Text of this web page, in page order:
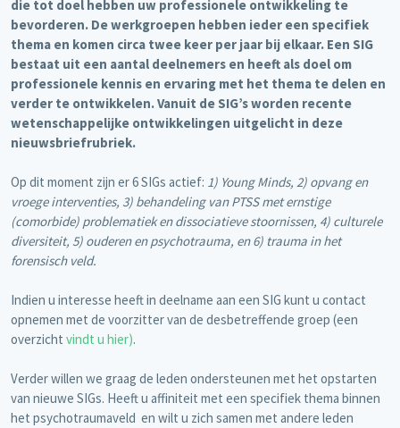
die tot doel hebben uw professionele ontwikkeling te
bevorderen. De werkgroepen hebben ieder een specifiek
thema en komen circa twee keer per jaar bij elkaar. Een SIG
bestaat uit een aantal deelnemers en heeft als doel om
professionele kennis en ervaring met het thema te delen en
verder te ontwikkelen. Vanuit de SIG’s worden recente
wetenschappelijke ontwikkelingen uitgelicht in deze
nieuwsbriefrubriek.
Op dit moment zijn er 6 SIGs actief: 1) Young Minds, 2) opvang en
vroege interventies, 3) behandeling van PTSS met ernstige
(comorbide) problematiek en dissociatieve stoornissen, 4) culturele
diversiteit, 5) ouderen en psychotrauma, en 6) trauma in het
forensisch veld.
Indien u interesse heeft in deelname aan een SIG kunt u contact
opnemen met de voorzitter van de desbetreffende groep (een
overzicht vindt u hier).
Verder willen we graag de leden ondersteunen met het opstarten
van nieuwe SIGs. Heeft u affiniteit met een specifiek thema binnen
het psychotraumaveld en wilt u zich samen met andere leden